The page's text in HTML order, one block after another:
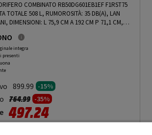
COMBINATO RB50DG601EB1EF F1RST75
TOTALE 508 L, RUMOROSITÀ: 35 DB(A), LAN
DIMENSIONI: L 75,9 CM A 192 CM P 71,1 CM,
E - PRMG GRADING ROCN - 15%
integra
presenti
899.99 -15%
Prezzo ridotto da
764.99a-35%
497.24